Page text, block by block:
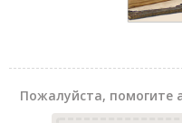
Пожалуйста, помогите